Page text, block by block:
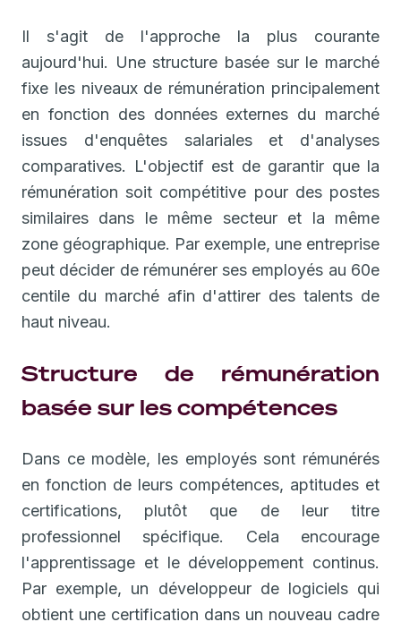
Il s'agit de l'approche la plus courante
aujourd'hui. Une structure basée sur le marché
fixe les niveaux de rémunération principalement
en fonction des données externes du marché
issues d'enquêtes salariales et d'analyses
comparatives. L'objectif est de garantir que la
rémunération soit compétitive pour des postes
similaires dans le même secteur et la même
zone géographique. Par exemple, une entreprise
peut décider de rémunérer ses employés au 60e
centile du marché afin d'attirer des talents de
haut niveau.
Structure de rémunération
basée sur les compétences
Dans ce modèle, les employés sont rémunérés
en fonction de leurs compétences, aptitudes et
certifications, plutôt que de leur titre
professionnel spécifique. Cela encourage
l'apprentissage et le développement continus.
Par exemple, un développeur de logiciels qui
obtient une certification dans un nouveau cadre